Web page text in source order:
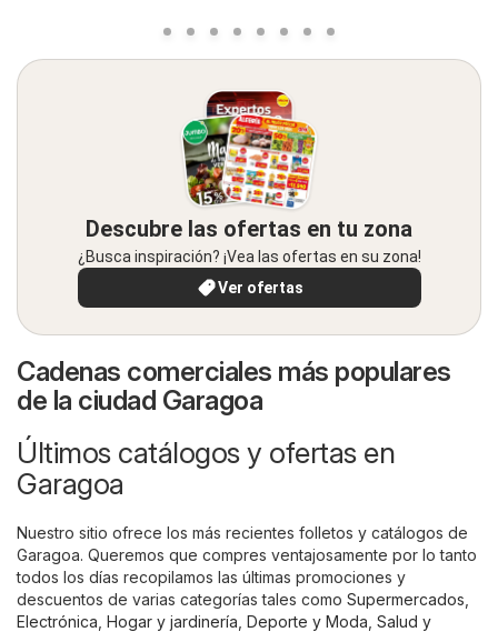
Descubre las ofertas en tu zona
¿Busca inspiración? ¡Vea las ofertas en su zona!
Ver ofertas
Cadenas comerciales más populares
de la ciudad Garagoa
Últimos catálogos y ofertas en
Garagoa
Nuestro sitio ofrece los más recientes folletos y catálogos de
Garagoa. Queremos que compres ventajosamente por lo tanto
todos los días recopilamos las últimas promociones y
descuentos de varias categorías tales como Supermercados
Electrónica Hogar y jardinería Deporte y Moda Salud y